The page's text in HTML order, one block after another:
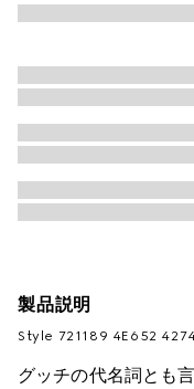
製品説明
Style ‎721189 4E652
グッチの代名詞とも